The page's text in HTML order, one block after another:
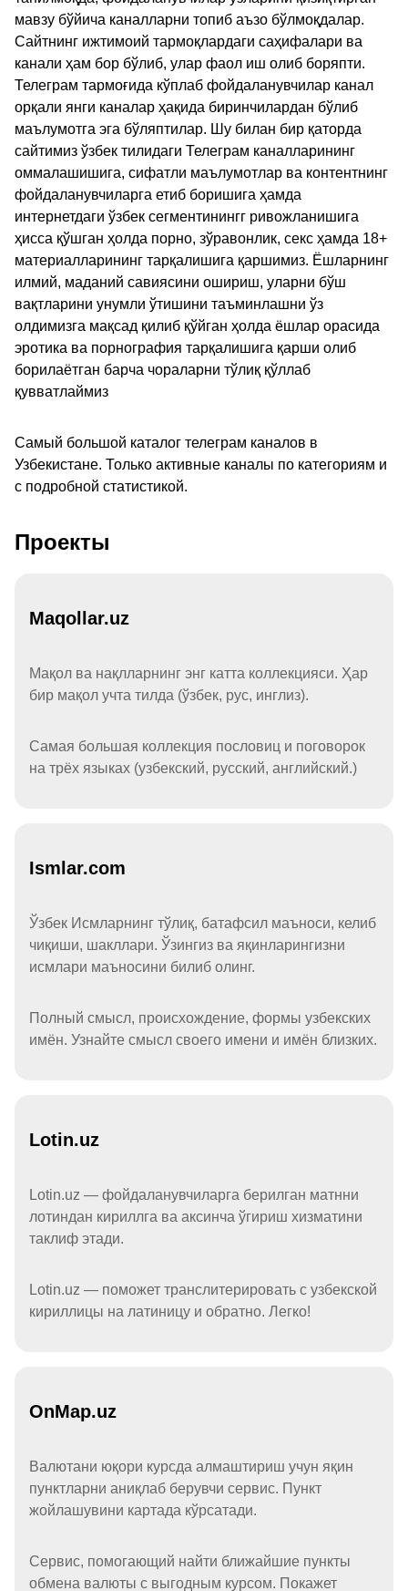
мавзу бўйича каналларни топиб аъзо бўлмоқдалар.
Сайтнинг ижтимоий тармоқлардаги саҳифалари ва
канали ҳам бор бўлиб, улар фаол иш олиб боряпти.
Телеграм тармоғида кўплаб фойдаланувчилар канал
орқали янги каналар ҳақида биринчилардан бўлиб
маълумотга эга бўляптилар. Шу билан бир қаторда
сайтимиз ўзбек тилидаги Телеграм каналларининг
оммалашишига, сифатли маълумотлар ва контентнинг
фойдаланувчиларга етиб боришига ҳамда
интернетдаги ўзбек сегментинингг ривожланишига
ҳисса қўшган ҳолда порно, зўравонлик, секс ҳамда 18+
материалларининг тарқалишига қаршимиз. Ёшларнинг
илмий, маданий савиясини ошириш, уларни бўш
вақтларини унумли ўтишини таъминлашни ўз
олдимизга мақсад қилиб қўйган ҳолда ёшлар орасида
эротика ва порнография тарқалишига қарши олиб
борилаётган барча чораларни тўлиқ қўллаб
қувватлаймиз
Самый большой каталог телеграм каналов в
Узбекистане. Только активные каналы по категориям и
с подробной статистикой.
Проекты
Maqollar.uz
Мақол ва нақлларнинг энг катта коллекцияси. Ҳар
бир мақол учта тилда (ўзбек, рус, инглиз).
Самая большая коллекция пословиц и поговорок
на трёх языках (узбекский, русский, английский.)
Ismlar.com
Ўзбек Исмларнинг тўлиқ, батафсил маъноси, келиб
чиқиши, шакллари. Ўзингиз ва яқинларингизни
исмлари маъносини билиб олинг.
Полный смысл, происхождение, формы узбекских
имён. Узнайте смысл своего имени и имён близких.
Lotin.uz
Lotin.uz — фойдаланувчиларга берилган матнни
лотиндан кириллга ва аксинча ўгириш хизматини
таклиф этади.
Lotin.uz — поможет транслитерировать с узбекской
кириллицы на латиницу и обратно. Легко!
OnMap.uz
Валютани юқори курсда алмаштириш учун яқин
пунктларни аниқлаб берувчи сервис. Пункт
жойлашувини картада кўрсатади.
Сервис, помогающий найти ближайшие пункты
обмена валюты с выгодным курсом. Покажет